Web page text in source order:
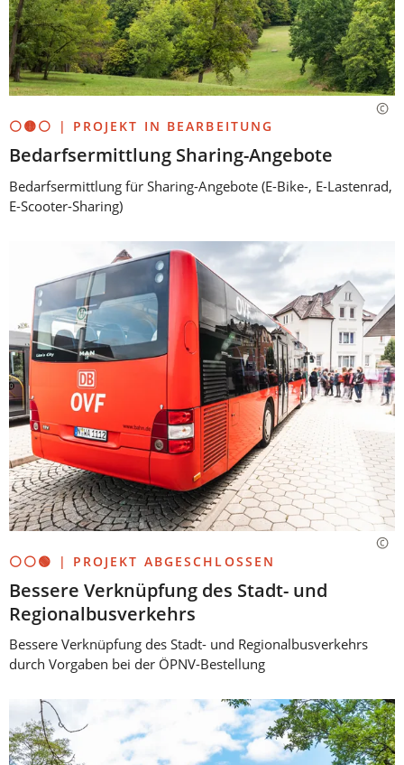
⚪🟡⚪ | PROJEKT IN BEARBEITUNG
Bedarfsermittlung Sharing-Angebote
Bedarfsermittlung für Sharing-Angebote (E-Bike-, E-Lastenrad,
E-Scooter-Sharing)
⚪⚪🟢 | PROJEKT ABGESCHLOSSEN
Bessere Verknüpfung des Stadt- und
Regionalbusverkehrs
Bessere Verknüpfung des Stadt- und Regionalbusverkehrs
durch Vorgaben bei der ÖPNV-Bestellung